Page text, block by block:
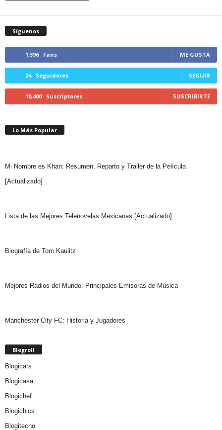
Síguenos
1,396 Fans ME GUSTA
24 Seguidores SEGUIR
10,400 Suscriptores SUSCRIBIRTE
Lo Más Popular
Mi Nombre es Khan: Resumen, Reparto y Trailer de la Película
[Actualizado]
Lista de las Mejores Telenovelas Mexicanas [Actualizado]
Biografía de Tom Kaulitz
Mejores Radios del Mundo: Principales Emisoras de Música
Manchester City FC: Historia y Jugadores
Blogroll
Blogicars
Blogicasa
Blogichef
Blogichics
Blogitecno